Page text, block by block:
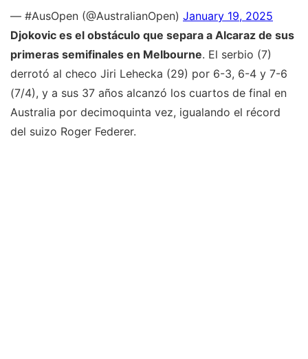
— #AusOpen (@AustralianOpen) January 19, 2025
Djokovic es el obstáculo que separa a Alcaraz de sus
primeras semifinales en Melbourne. El serbio (7)
derrotó al checo Jiri Lehecka (29) por 6-3, 6-4 y 7-6
(7/4), y a sus 37 años alcanzó los cuartos de final en
Australia por decimoquinta vez, igualando el récord
del suizo Roger Federer.